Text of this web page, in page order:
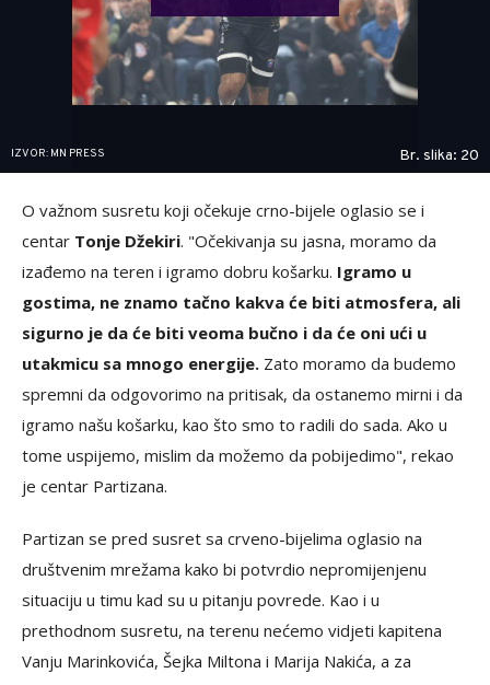
IZVOR: MN PRESS Br. slika: 20
O važnom susretu koji očekuje crno-bijele oglasio se i
centar Tonje Džekiri. "Očekivanja su jasna, moramo da
izađemo na teren i igramo dobru košarku. Igramo u
gostima, ne znamo tačno kakva će biti atmosfera, ali
sigurno je da će biti veoma bučno i da će oni ući u
utakmicu sa mnogo energije. Zato moramo da budemo
spremni da odgovorimo na pritisak, da ostanemo mirni i da
igramo našu košarku, kao što smo to radili do sada. Ako u
tome uspijemo, mislim da možemo da pobijedimo", rekao
je centar Partizana.
Partizan se pred susret sa crveno-bijelima oglasio na
društvenim mrežama kako bi potvrdio nepromijenjenu
situaciju u timu kad su u pitanju povrede. Kao i u
prethodnom susretu, na terenu nećemo vidjeti kapitena
Vanju Marinkovića, Šejka Miltona i Marija Nakića, a za